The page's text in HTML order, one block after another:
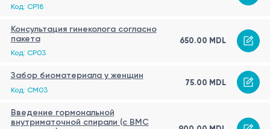
Код: CP18
Консультация гинеколога согласно
пакета
Код: CP03
650.00 MDL
Забор биоматериала у женщин
Код: CM03
75.00 MDL
Введение гормональной
внутриматочной спирали (c ВМС